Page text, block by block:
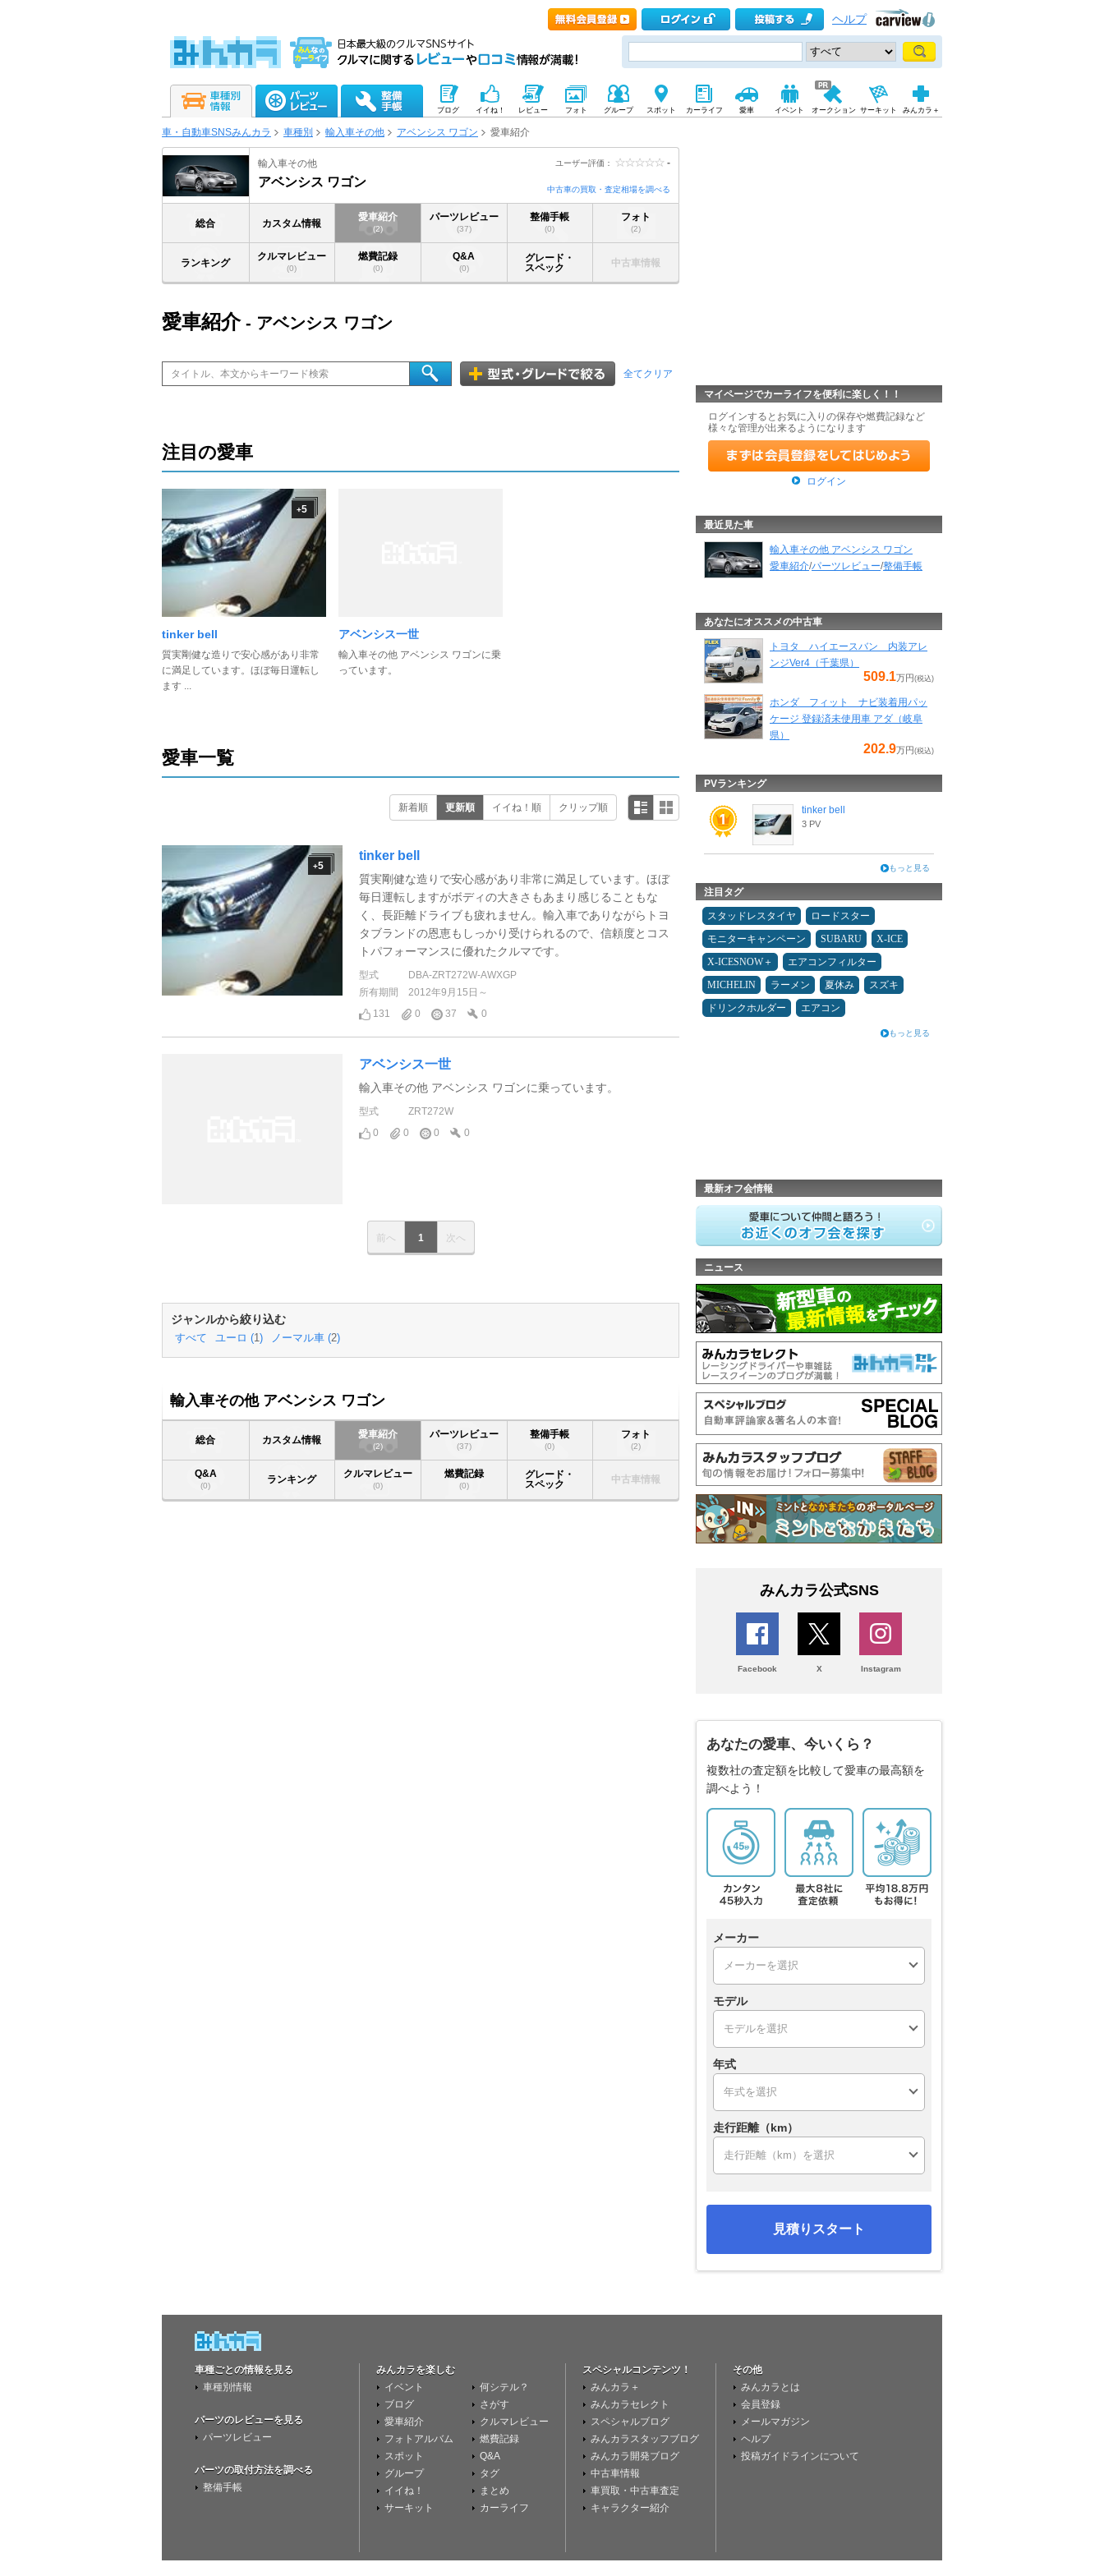
ヘルプ
ブログ イイね！ レビュー フォト グループ スポット カーライフ 愛車 イベント オークション サーキット みんカラ＋
車・自動車SNSみんカラ 車種別 輸入車その他 アベンシス ワゴン 愛車紹介
ユーザー評価： -
輸入車その他
アベンシス ワゴン
中古車の買取・査定相場を調べる
総合 カスタム情報
愛車紹介
(2)
パーツレビュー
(37)
整備手帳
(0)
フォト
(2)
ランキング
クルマレビュー
(0)
燃費記録
(0)
Q&A
(0)
グレード・
スペック
中古車情報
愛車紹介- アベンシス ワゴン
全てクリア
注目の愛車
+5
tinker bell
質実剛健な造りで安心感があり非常
に満足しています。ほぼ毎日運転し
ます ...
アベンシス一世
輸入車その他 アベンシス ワゴンに乗
っています。
愛車一覧
新着順 更新順 イイね！順 クリップ順
+5
tinker bell
質実剛健な造りで安心感があり非常に満足しています。ほぼ
毎日運転しますがボディの大きさもあまり感じることもな
く、長距離ドライブも疲れません。輸入車でありながらトヨ
タブランドの恩恵もしっかり受けられるので、信頼度とコス
トパフォーマンスに優れたクルマです。
型式
DBA-ZRT272W-AWXGP
所有期間
2012年9月15日～
131
0 37 0
アベンシス一世
輸入車その他 アベンシス ワゴンに乗っています。
型式
ZRT272W
0
0 0 0
前へ 1 次へ
ジャンルから絞り込む
すべて ユーロ (1) ノーマル車 (2)
輸入車その他 アベンシス ワゴン
総合 カスタム情報
愛車紹介
(2)
パーツレビュー
(37)
整備手帳
(0)
フォト
(2)
Q&A
(0) ランキング
クルマレビュー
(0)
燃費記録
(0)
グレード・
スペック
中古車情報
マイページでカーライフを便利に楽しく！！
ログインするとお気に入りの保存や燃費記録など
様々な管理が出来るようになります
ログイン
最近見た車
輸入車その他 アベンシス ワゴン
愛車紹介/パーツレビュー/整備手帳
あなたにオススメの中古車
トヨタ ハイエースバン 内装アレ
ンジVer4（千葉県）
509.1万円 (税込)
ホンダ フィット ナビ装着用パッ
ケージ 登録済未使用車 アダ（岐阜
県）
202.9万円 (税込)
PVランキング
tinker bell
3 PV
もっと見る
注目タグ
スタッドレスタイヤ
ロードスター
モニターキャンペーン
SUBARU
X-ICE
X-ICESNOW＋
エアコンフィルター
MICHELIN
ラーメン 夏休み
スズキ
ドリンクホルダー
エアコン
もっと見る
最新オフ会情報
ニュース
みんカラ公式SNS
Facebook X Instagram
あなたの愛車、今いくら？
複数社の査定額を比較して愛車の最高額を
調べよう！
メーカー
モデル
年式
走行距離（km）
見積りスタート
車種ごとの情報を見る
車種別情報
パーツのレビューを見る
パーツレビュー
パーツの取付方法を調べる
整備手帳
みんカラを楽しむ
イベント
ブログ
愛車紹介
フォトアルバム
スポット
グループ
イイね！
サーキット
何シテル？
さがす
クルマレビュー
燃費記録
Q&A
タグ
まとめ
カーライフ
スペシャルコンテンツ！
みんカラ＋
みんカラセレクト
スペシャルブログ
みんカラスタッフブログ
みんカラ開発ブログ
中古車情報
車買取・中古車査定
キャラクター紹介
その他
みんカラとは
会員登録
メールマガジン
ヘルプ
投稿ガイドラインについて